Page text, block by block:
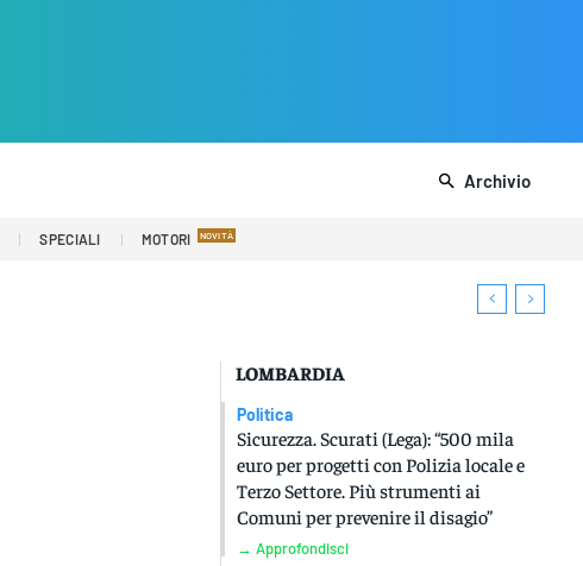
Archivio
SPECIALI MOTORI
LOMBARDIA
Politica
Sicurezza. Scurati (Lega): “500 mila
euro per progetti con Polizia locale e
Terzo Settore. Più strumenti ai
Comuni per prevenire il disagio”
→ Approfondisci